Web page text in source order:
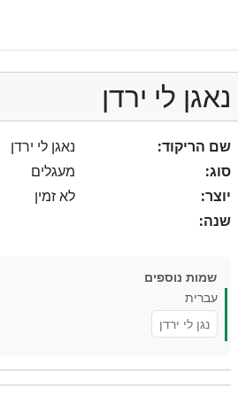
נאגן לי ירדן
שם הריקוד:
נאגן לי ירדן
סוג:
מעגלים
יוצר:
לא זמין
שנה:
שמות נוספים
עברית
נגן לי ירדן